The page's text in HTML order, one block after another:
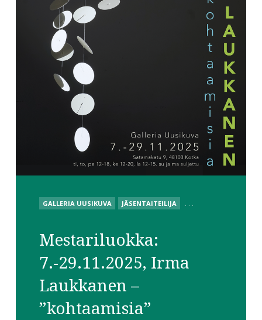
POSTED
IN
GALLERIA UUSIKUVA JÄSENTAITEILIJA . . .
Mestariluokka:
7.-29.11.2025, Irma
Laukkanen –
”kohtaamisia”